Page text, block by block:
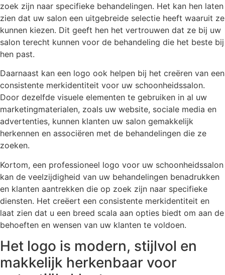
zoek zijn naar specifieke behandelingen. Het kan hen laten
zien dat uw salon een uitgebreide selectie heeft waaruit ze
kunnen kiezen. Dit geeft hen het vertrouwen dat ze bij uw
salon terecht kunnen voor de behandeling die het beste bij
hen past.
Daarnaast kan een logo ook helpen bij het creëren van een
consistente merkidentiteit voor uw schoonheidssalon.
Door dezelfde visuele elementen te gebruiken in al uw
marketingmaterialen, zoals uw website, sociale media en
advertenties, kunnen klanten uw salon gemakkelijk
herkennen en associëren met de behandelingen die ze
zoeken.
Kortom, een professioneel logo voor uw schoonheidssalon
kan de veelzijdigheid van uw behandelingen benadrukken
en klanten aantrekken die op zoek zijn naar specifieke
diensten. Het creëert een consistente merkidentiteit en
laat zien dat u een breed scala aan opties biedt om aan de
behoeften en wensen van uw klanten te voldoen.
Het logo is modern, stijlvol en
makkelijk herkenbaar voor